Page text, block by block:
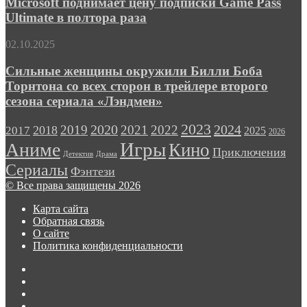
подписки
Game
Ultimate
полтора
раза
Ultimate в полтора раза
Сильные
окружили
Билли
Боба
Торнтона
всех
сторон
в
трейлере
второго
сезона
сериала
«Лэндмен»
02.10.2025
Сильные женщины окружили Билли Боба
Торнтона со всех сторон в трейлере второго
сезона сериала «Лэндмен»
2017 2018 2019 2020 2021 2022 2023 2024 2025 2026
Аниме Детектив Драма ИгрыКино Приключения
Сериалы Фэнтези
© Все права защищены 2026
Карта сайта
Обратная связь
О сайте
Политика конфиденциальности